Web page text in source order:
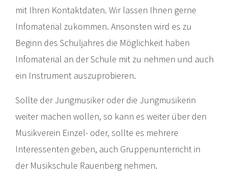
mit Ihren Kontaktdaten. Wir lassen Ihnen gerne
Infomaterial zukommen. Ansonsten wird es zu
Beginn des Schuljahres die Möglichkeit haben
Infomaterial an der Schule mit zu nehmen und auch
ein Instrument auszuprobieren.
Sollte der Jungmusiker oder die Jungmusikerin
weiter machen wollen, so kann es weiter über den
Musikverein Einzel- oder, sollte es mehrere
Interessenten geben, auch Gruppenunterricht in
der Musikschule Rauenberg nehmen.